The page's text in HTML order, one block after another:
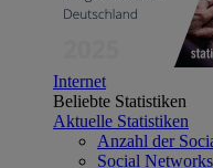
Internet
Beliebte Statistiken
Aktuelle Statistiken
Anzahl der
Social